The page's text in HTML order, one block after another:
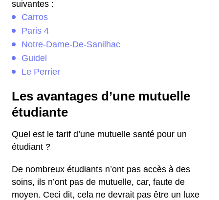
suivantes :
Carros
Paris 4
Notre-Dame-De-Sanilhac
Guidel
Le Perrier
Les avantages d’une mutuelle
étudiante
Quel est le tarif d’une mutuelle santé pour un
étudiant ?
De nombreux étudiants n’ont pas accès à des
soins, ils n’ont pas de mutuelle, car, faute de
moyen. Ceci dit, cela ne devrait pas être un luxe